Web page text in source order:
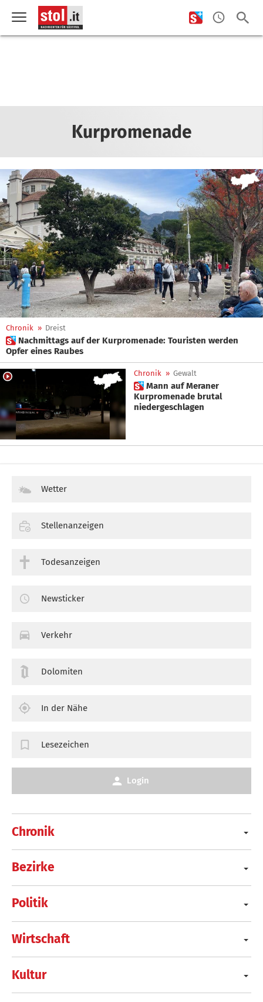
Kurpromenade
Chronik » Dreist
 Nachmittags auf der Kurpromenade: Touristen werden
Opfer eines Raubes
Chronik » Gewalt
 Mann auf Meraner
Kurpromenade brutal
niedergeschlagen
Chronik
Bezirke
Politik
Wirtschaft
Kultur
Wetter
Stellenanzeigen
Todesanzeigen
Newsticker
Verkehr
Dolomiten
In der Nähe
Lesezeichen
Login